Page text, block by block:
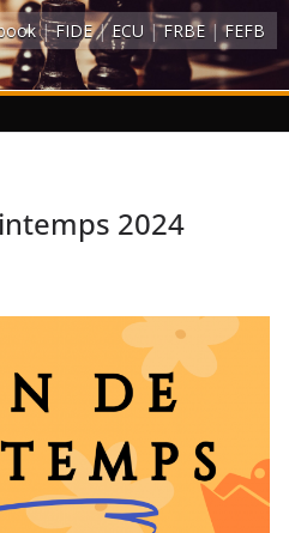
2024
| FIDE| ECU | FRBE | FEFB